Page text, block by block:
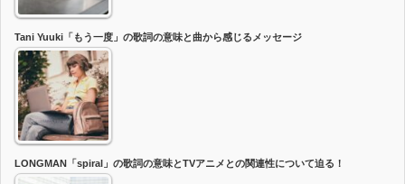
Tani Yuuki「もう一度」の歌詞の意味と曲から感じるメッセージ
LONGMAN「spiral」の歌詞の意味とTVアニメとの関連性について迫る！